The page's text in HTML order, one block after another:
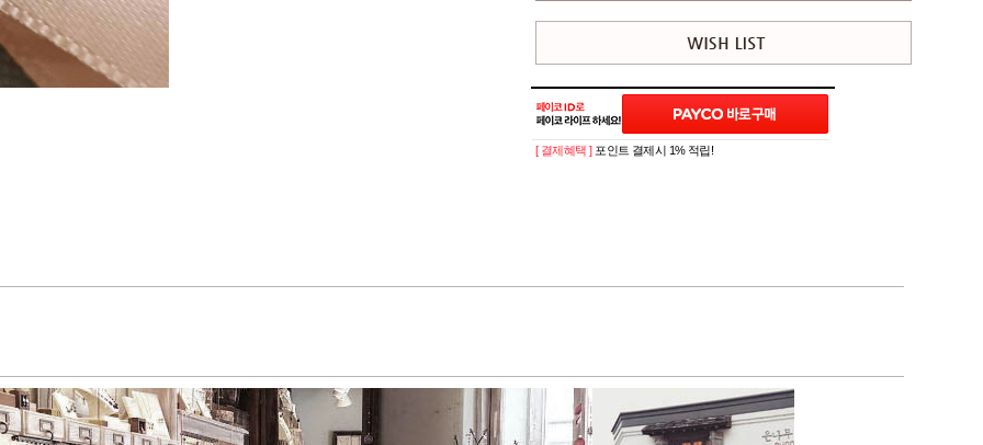
[ 결제혜택 ] 포인트 결제시 1% 적립!